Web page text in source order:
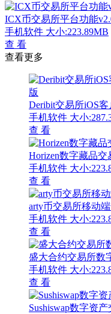
ICX币交易所平台功能
手机软件 大小:223.89MB
查 看
查看更多
Deribit交易所iOS
手机软件 大小
查 看
Horizen数字藏品
手机软件 大小
查 看
arty币交易所移动
手机软件 大小
查 看
盛大合约交易所数
手机软件 大小
查 看
Sushiswap数字资